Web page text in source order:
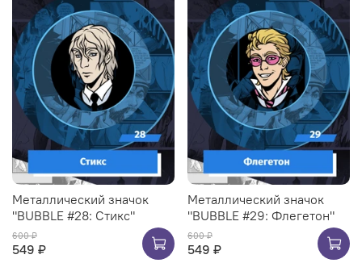
Металлический значок
"BUBBLE #28: Стикс"
600 ₽
549 ₽
Металлический значок
"BUBBLE #29: Флегетон"
600 ₽
549 ₽